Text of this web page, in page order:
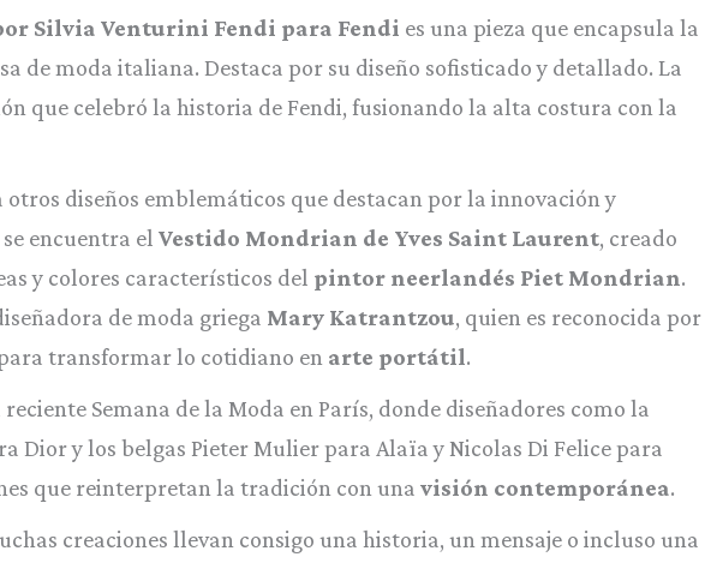
Silvia Venturini Fendi para Fendi es una pieza que encapsula la
de moda italiana. Destaca por su diseño sofisticado y detallado. La
que celebró la historia de Fendi, fusionando la alta costura con la
diseños emblemáticos que destacan por la innovación y
encuentra el Vestido Mondrian de Yves Saint Laurent, creado
y colores característicos del pintor neerlandés Piet Mondrian.
de moda griega Mary Katrantzou, quien es reconocida por
transformar lo cotidiano en arte portátil.
Semana de la Moda en París, donde diseñadores como la
Dior y los belgas Pieter Mulier para Alaïa y Nicolas Di Felice para
que reinterpretan la tradición con una visión contemporánea.
creaciones llevan consigo una historia, un mensaje o incluso una